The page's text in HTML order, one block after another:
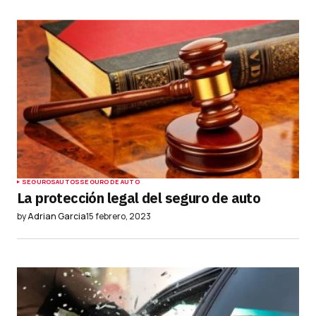
web en este navegador para la próxima vez que
haga un comentario.
Submit Comment
SEGUROSAUTOSSEGURO DE AUTO
La protección legal del seguro de auto
byAdrian Garcia15 febrero, 2023